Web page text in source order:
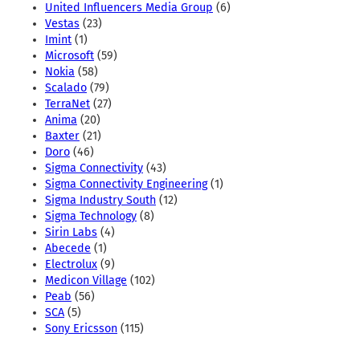
United Influencers Media Group (6)
Vestas (23)
Imint (1)
Microsoft (59)
Nokia (58)
Scalado (79)
TerraNet (27)
Anima (20)
Baxter (21)
Doro (46)
Sigma Connectivity (43)
Sigma Connectivity Engineering(1)
Sigma Industry South (12)
Sigma Technology (8)
Sirin Labs (4)
Abecede (1)
Electrolux (9)
Medicon Village (102)
Peab (56)
SCA (5)
Sony Ericsson (115)